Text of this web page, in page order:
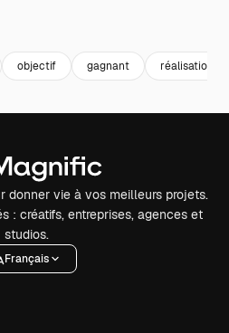
objectif gagnant réalisation
donner vie à vos meilleurs projets.
: créatifs, entreprises, agences et
studios.
Français